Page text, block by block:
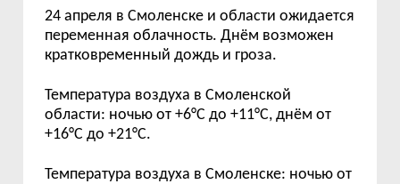
24 апреля в Смоленске и областиожидается
переменная облачность.Днём возможен
кратковременный дождь и гроза.
Температура воздуха в Смоленской
области: ночьюот+6°Cдо+11°C,днёмот
+16°Cдо+21°C.
Температура воздуха в Смоленске: ночьюот